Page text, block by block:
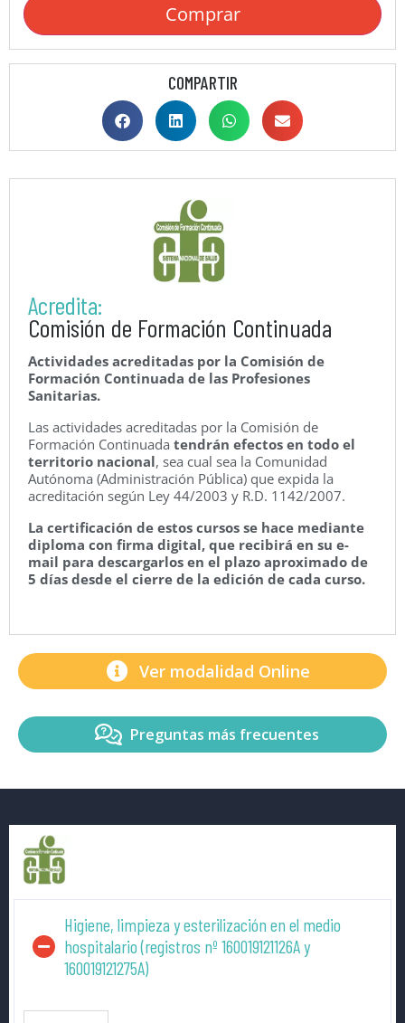
Comprar
COMPARTIR
Acredita:
Comisión de Formación Continuada
Actividades acreditadas por la Comisión de
Formación Continuada de las Profesiones
Sanitarias.
Las actividades acreditadas por la Comisión de
Formación Continuada tendrán efectos en todo el
territorio nacional, sea cual sea la Comunidad
Autónoma (Administración Pública) que expida la
acreditación según Ley 44/2003 y R.D. 1142/2007.
La certificación de estos cursos se hace mediante
diploma con firma digital, que recibirá en su e-
mail para descargarlos en el plazo aproximado de
5 días desde el cierre de la edición de cada curso.
Ver modalidad Online
Preguntas más frecuentes
Higiene, limpieza y esterilización en el medio
hospitalario (registros nº 160019121126A y
160019121275A)